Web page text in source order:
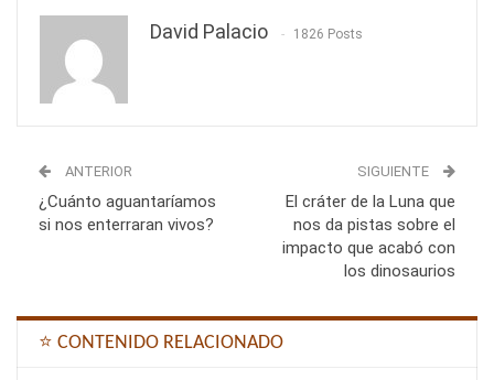
David Palacio 1826 Posts
ANTERIOR
¿Cuánto aguantaríamos
si nos enterraran vivos?
SIGUIENTE
El cráter de la Luna que
nos da pistas sobre el
impacto que acabó con
los dinosaurios
⭐ CONTENIDO RELACIONADO